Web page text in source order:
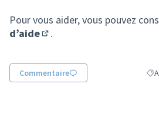
Pour vous aider, vous pouvez
d’aide
.
Commentaire